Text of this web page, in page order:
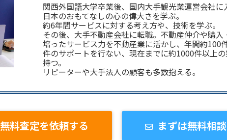
関西外国語大学卒業後、国内大手観光業運営会社に
日本のおもてなしの心の偉大さを学ぶ。
約6年間サービスに対する考え方や、技術を学ぶ。
その後、大手不動産会社に転職。不動産仲介や購
培ったサービス力を不動産業に活かし、年間約100
件のサポートを行ない、現在までに約1000件以上
持つ。
リピーターや大手法人の顧客も多数抱える。
無料査定を依頼する まずは無料相